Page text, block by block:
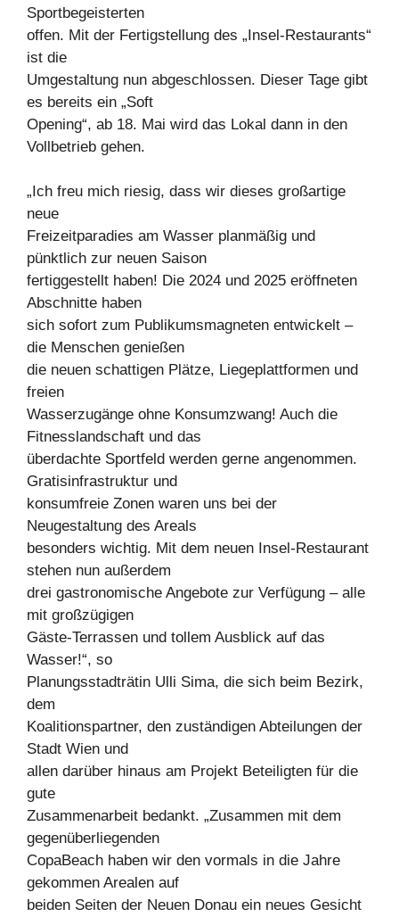
Sportbegeisterten
offen. Mit der Fertigstellung des „Insel-Restaurants“
ist die
Umgestaltung nun abgeschlossen. Dieser Tage gibt
es bereits ein „Soft
Opening“, ab 18. Mai wird das Lokal dann in den
Vollbetrieb gehen.
„Ich freu mich riesig, dass wir dieses großartige
neue
Freizeitparadies am Wasser planmäßig und
pünktlich zur neuen Saison
fertiggestellt haben! Die 2024 und 2025 eröffneten
Abschnitte haben
sich sofort zum Publikumsmagneten entwickelt –
die Menschen genießen
die neuen schattigen Plätze, Liegeplattformen und
freien
Wasserzugänge ohne Konsumzwang! Auch die
Fitnesslandschaft und das
überdachte Sportfeld werden gerne angenommen.
Gratisinfrastruktur und
konsumfreie Zonen waren uns bei der
Neugestaltung des Areals
besonders wichtig. Mit dem neuen Insel-Restaurant
stehen nun außerdem
drei gastronomische Angebote zur Verfügung – alle
mit großzügigen
Gäste-Terrassen und tollem Ausblick auf das
Wasser!“, so
Planungsstadträtin Ulli Sima, die sich beim Bezirk,
dem
Koalitionspartner, den zuständigen Abteilungen der
Stadt Wien und
allen darüber hinaus am Projekt Beteiligten für die
gute
Zusammenarbeit bedankt. „Zusammen mit dem
gegenüberliegenden
CopaBeach haben wir den vormals in die Jahre
gekommen Arealen auf
beiden Seiten der Neuen Donau ein neues Gesicht